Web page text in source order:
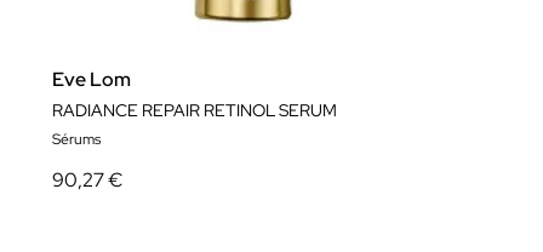
Eve Lom
RADIANCE REPAIR RETINOL SERUM
Sérums
90,27 €